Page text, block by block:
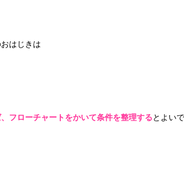
はじきは
フローチャートをかいて条件を整理するとよい